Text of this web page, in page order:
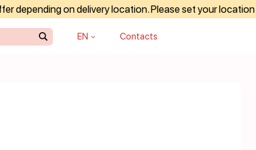
depending on delivery location. Please set your
EN Contacts